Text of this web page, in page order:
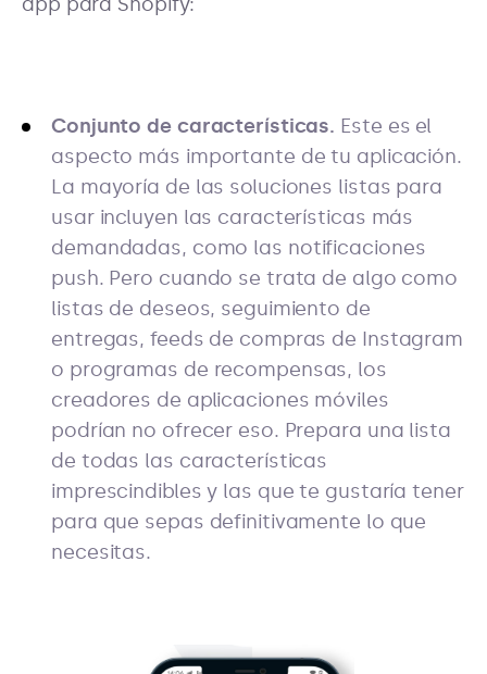
Conjunto de características. Este es el
aspecto más importante de tu aplicación.
La mayoría de las soluciones listas para
usar incluyen las características más
demandadas, como las notificaciones
push. Pero cuando se trata de algo como
listas de deseos, seguimiento de
entregas, feeds de compras de Instagram
o programas de recompensas, los
creadores de aplicaciones móviles
podrían no ofrecer eso. Prepara una lista
de todas las características
imprescindibles y las que te gustaría tener
para que sepas definitivamente lo que
necesitas.